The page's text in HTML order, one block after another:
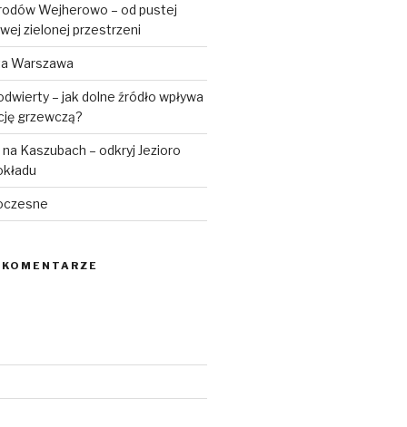
Wejherowo – od pustej
zielonej przestrzeni
Warszawa
– jak dolne źródło wpływa
grzewczą?
Kaszubach – odkryj Jezioro